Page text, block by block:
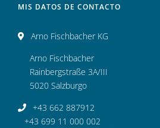
MIS DATOS DE CONTACTO
Arno Fischbacher KG
Arno Fischbacher
Rainbergstraße 3A/III
5020 Salzburgo
+43 662 887912
+43 699 11 000 002